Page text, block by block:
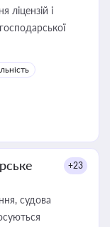
і
+23
судова